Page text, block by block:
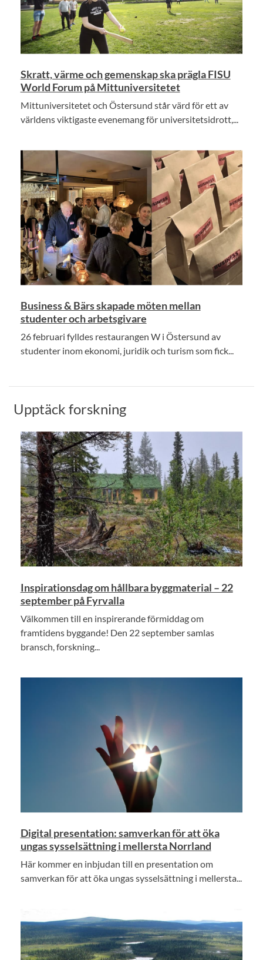
Skratt, värme och gemenskap ska prägla FISU
World Forum på Mittuniversitetet
Mittuniversitetet och Östersund står värd för ett av
världens viktigaste evenemang för universitetsidrott,...
Business & Bärs skapade möten mellan
studenter och arbetsgivare
26 februari fylldes restaurangen W i Östersund av
studenter inom ekonomi, juridik och turism som fick...
Upptäck forskning
Inspirationsdag om hållbara byggmaterial – 22
september på Fyrvalla
Välkommen till en inspirerande förmiddag om
framtidens byggande! Den 22 september samlas
bransch, forskning...
Digital presentation: samverkan för att öka
ungas sysselsättning i mellersta Norrland
Här kommer en inbjudan till en presentation om
samverkan för att öka ungas sysselsättning i mellersta...